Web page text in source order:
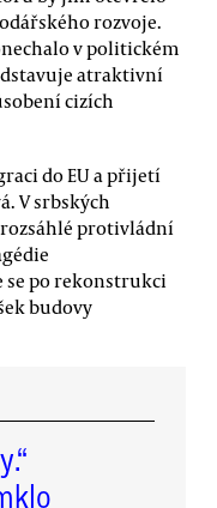
rozvoje.
v politickém
atraktivní
cizích
do EU a přijetí
V srbských
protivládní
se po rekonstrukci
budovy